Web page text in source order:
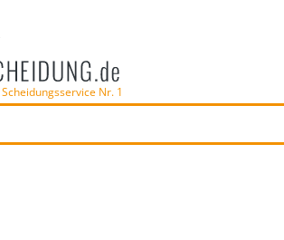
Scheidungsservice Nr. 1